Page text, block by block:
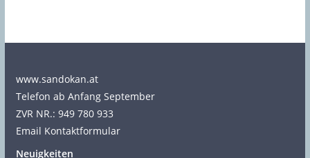
www.sandokan.at
Telefon ab Anfang September
ZVR NR.: 949 780 933
Email Kontaktformular
Neuigkeiten